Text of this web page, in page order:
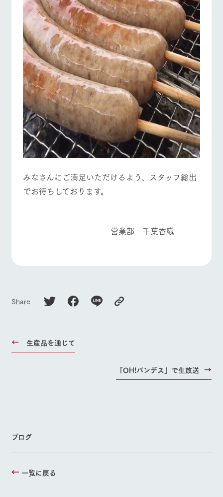
みなさんにご満足いただけるよう、スタッフ総出
でお待ちしております。
営業部 千葉香織
Share
生産品を通じて
「OH!バンデス」で生放送
ブログ
一覧に戻る